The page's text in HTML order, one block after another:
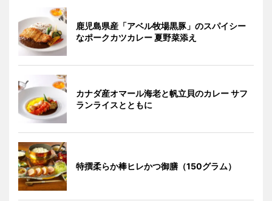
鹿児島県産「アベル牧場黒豚」のスパイシー
なポークカツカレー 夏野菜添え
カナダ産オマール海老と帆立貝のカレー サフ
ランライスとともに
特撰柔らか棒ヒレかつ御膳（150グラム）